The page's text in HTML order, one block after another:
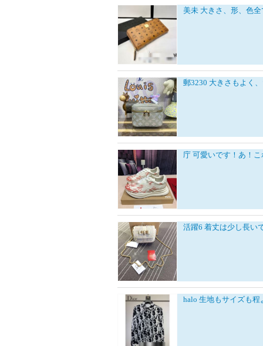
美未 大きさ、形、色
郵3230 大きさもよく
庁 可愛いです！あ！
活躍6 着丈は少し長い
halo 生地もサイズも